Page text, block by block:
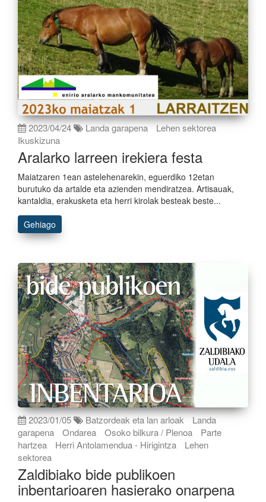
2023/04/24 Landa garapena
Lehen sektorea
Ikuskizuna
Aralarko larreen irekiera festa
Maiatzaren 1ean astelehenarekin, eguerdiko 12etan
burutuko da artalde eta azienden mendiratzea. Artisauak,
kantaldia, erakusketa eta herri kirolak besteak beste...
Gehiago
2023/01/05 Batzordeak eta lan arloak
Landa
garapena
Ondarea Osoko bilkura / Plenoa
Parte
hartzea
Herri Antolamendua - Hirigintza
Lehen
sektorea
Zaldibiako bide publikoen
inbentarioaren hasierako onarpena